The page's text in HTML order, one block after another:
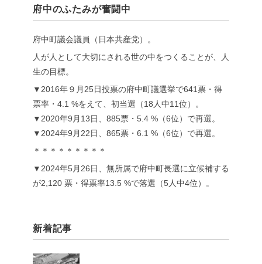
府中のふたみが奮闘中
府中町議会議員（日本共産党）。
人が人として大切にされる世の中をつくることが、人
生の目標。
▼2016年９月25日投票の府中町議選挙で641票・得
票率・4.1 %をえて、初当選（18人中11位）。
▼2020年9月13日、885票・5.4 %（6位）で再選。
▼2024年9月22日、865票・6.1 %（6位）で再選。
＊＊＊＊＊＊＊＊＊
▼2024年5月26日、無所属で府中町長選に立候補する
が2,120 票・得票率13.5 %で落選（5人中4位）。
新着記事